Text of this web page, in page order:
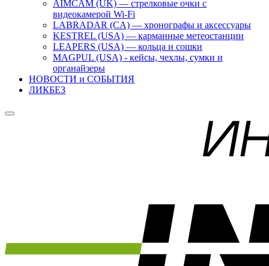
AIMCAM (UK) — стрелковые очки с
видеокамерой Wi-Fi
LABRADAR (CA) — хронографы и аксессуары
KESTREL (USA) — карманные метеостанции
LEAPERS (USA) — кольца и сошки
MAGPUL (USA) - кейсы, чехлы, сумки и
органайзеры
НОВОСТИ и СОБЫТИЯ
ЛИКБЕЗ